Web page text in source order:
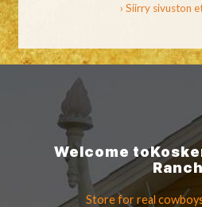
› Siirry sivuston
Welcome to
Ranch
Store for real